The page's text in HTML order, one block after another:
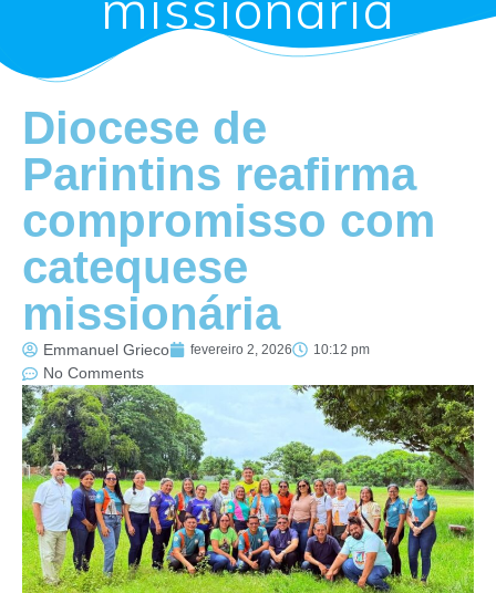
Diocese de
Parintins reafirma
compromisso com
catequese
missionária
Emmanuel Grieco fevereiro 2, 2026 10:12 pm
No Comments